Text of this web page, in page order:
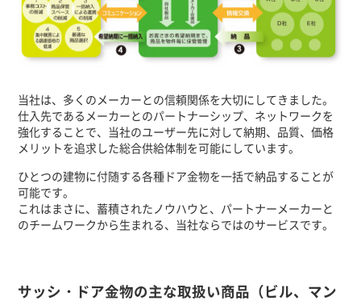
当社は、多くのメーカーとの信頼関係を大切にしてきました。
仕入先であるメーカーとのパートナーシップ、ネットワークを
強化することで、当社のユーザー先に対して納期、品質、価格
メリットを追求した総合供給体制を可能にしています。
ひとつの建物に付随する各種ドア金物を一括で納品することが
可能です。
これはまさに、蓄積されたノウハウと、パートナーメーカーと
のチームワークから生まれる、当社ならではのサービスです。
サッシ・ドア金物の主な取扱い商品（ビル、マン